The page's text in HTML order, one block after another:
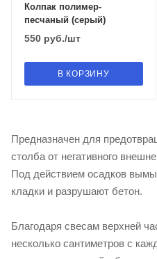
Колпак полимер-
песчаный (серый)
550 руб./шт
В КОРЗИНУ
Предназначен для
столба от негативного
Под действием осадков
кладки и разрушают бетон.
Благодаря свесам верхней
несколько сантиметров с